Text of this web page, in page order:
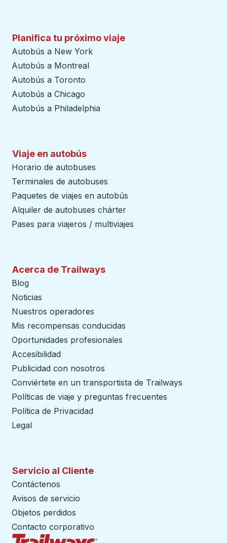
Planifica tu próximo viaje
Autobús a New York
Autobús a Montreal
Autobús a Toronto
Autobús a Chicago
Autobús a Philadelphia
Viaje en autobús
Horario de autobuses
Terminales de autobuses
Paquetes de viajes en autobús
Alquiler de autobuses chárter
Pases para viajeros / multiviajes
Acerca de Trailways
Blog
Noticias
Nuestros operadores
Mis recompensas conducidas
Oportunidades profesionales
Accesibilidad
Publicidad con nosotros
Conviértete en un transportista de Trailways
Políticas de viaje y preguntas frecuentes
Política de Privacidad
Legal
Servicio al Cliente
Contáctenos
Avisos de servicio
Objetos perdidos
Contacto corporativo